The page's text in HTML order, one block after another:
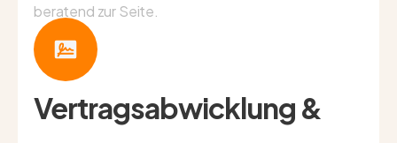
beratend zur Seite.
Vertragsabwicklung &